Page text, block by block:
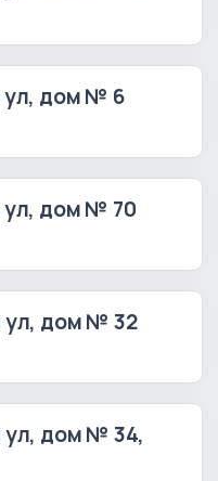
ул, дом № 6
ул, дом № 70
ул, дом № 32
ул, дом № 34,